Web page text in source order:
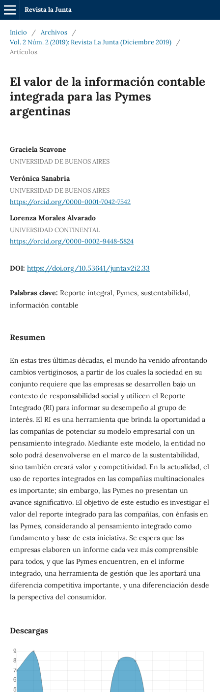
Revista la Junta
Inicio / Archivos
/
Vol. 2 Núm. 2 (2019): Revista La Junta (Diciembre 2019)
/
Artículos
El valor de la información contable
integrada para las Pymes
argentinas
Graciela Scavone
UNIVERSIDAD DE BUENOS AIRES
Verónica Sanabria
UNIVERSIDAD DE BUENOS AIRES
https://orcid.org/0000-0001-7042-7542
Lorenza Morales Alvarado
UNIVERSIDAD CONTINENTAL
https://orcid.org/0000-0002-9448-5824
DOI: https://doi.org/10.53641/junta.v2i2.33
Palabras clave: Reporte integral, Pymes, sustentabilidad,
información contable
Resumen
En estas tres últimas décadas, el mundo ha venido afrontando
cambios vertiginosos, a partir de los cuales la sociedad en su
conjunto requiere que las empresas se desarrollen bajo un
contexto de responsabilidad social y utilicen el Reporte
Integrado (RI) para informar su desempeño al grupo de
interés. El RI es una herramienta que brinda la oportunidad a
las compañías de potenciar su modelo empresarial con un
pensamiento integrado. Mediante este modelo, la entidad no
solo podrá desenvolverse en el marco de la sustentabilidad,
sino también creará valor y competitividad. En la actualidad, el
uso de reportes integrados en las compañías multinacionales
es importante; sin embargo, las Pymes no presentan un
avance significativo. El objetivo de este estudio es investigar el
valor del reporte integrado para las compañías, con énfasis en
las Pymes, considerando al pensamiento integrado como
fundamento y base de esta iniciativa. Se espera que las
empresas elaboren un informe cada vez más comprensible
para todos, y que las Pymes encuentren, en el informe
integrado, una herramienta de gestión que les aportará una
diferencia competitiva importante, y una diferenciación desde
la perspectiva del consumidor.
Descargas